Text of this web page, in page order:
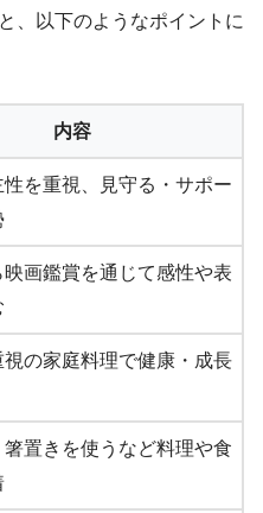
、以下のようなポイントに
内容
を重視、見守る・サポー
画鑑賞を通じて感性や表
の家庭料理で健康・成長
置きを使うなど料理や食